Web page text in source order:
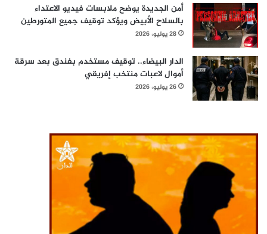
أمن الجديدة يوضح ملابسات فيديو الاعتداء
بالسلاح الأبيض ويؤكد توقيف جميع المتورطين
28 يوليو، 2026
الدار البيضاء.. توقيف مستخدم بفندق بعد سرقة
أموال لاعبات منتخب إفريقي
26 يوليو، 2026